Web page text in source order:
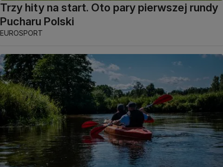
Trzy hity na start. Oto pary pierwszej rundy
Pucharu Polski
EUROSPORT